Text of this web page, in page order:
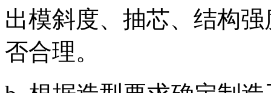
出模斜度、抽芯、结构
否合理。